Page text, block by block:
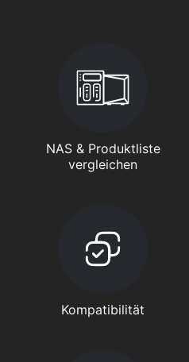
NAS & Produktliste
vergleichen
Kompatibilität